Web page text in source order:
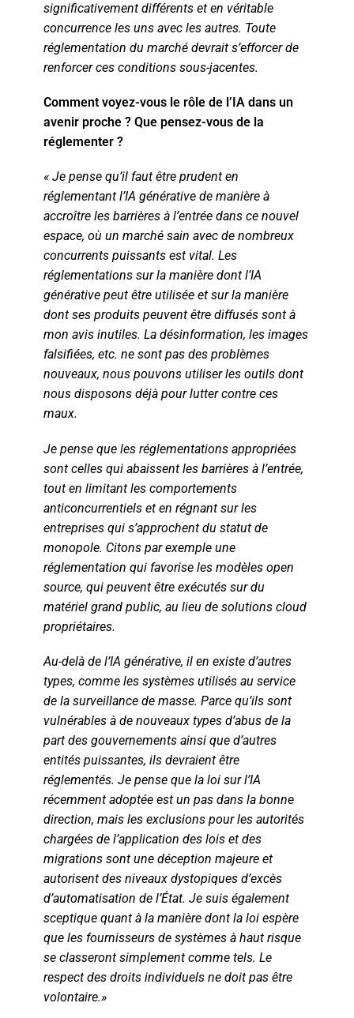
significativement différents et en véritable
concurrence les uns avec les autres. Toute
réglementation du marché devrait s’efforcer de
renforcer ces conditions sous-jacentes.
Comment voyez-vous le rôle de l’IA dans un
avenir proche ? Que pensez-vous de la
réglementer ?
« Je pense qu’il faut être prudent en
réglementant l’IA générative de manière à
accroître les barrières à l’entrée dans ce nouvel
espace, où un marché sain avec de nombreux
concurrents puissants est vital. Les
réglementations sur la manière dont l’IA
générative peut être utilisée et sur la manière
dont ses produits peuvent être diffusés sont à
mon avis inutiles. La désinformation, les images
falsifiées, etc. ne sont pas des problèmes
nouveaux, nous pouvons utiliser les outils dont
nous disposons déjà pour lutter contre ces
maux.
Je pense que les réglementations appropriées
sont celles qui abaissent les barrières à l’entrée,
tout en limitant les comportements
anticoncurrentiels et en régnant sur les
entreprises qui s’approchent du statut de
monopole. Citons par exemple une
réglementation qui favorise les modèles open
source, qui peuvent être exécutés sur du
matériel grand public, au lieu de solutions cloud
propriétaires.
Au-delà de l’IA générative, il en existe d’autres
types, comme les systèmes utilisés au service
de la surveillance de masse. Parce qu’ils sont
vulnérables à de nouveaux types d’abus de la
part des gouvernements ainsi que d’autres
entités puissantes, ils devraient être
réglementés. Je pense que la loi sur l’IA
récemment adoptée est un pas dans la bonne
direction, mais les exclusions pour les autorités
chargées de l’application des lois et des
migrations sont une déception majeure et
autorisent des niveaux dystopiques d’excès
d’automatisation de l’État. Je suis également
sceptique quant à la manière dont la loi espère
que les fournisseurs de systèmes à haut risque
se classeront simplement comme tels. Le
respect des droits individuels ne doit pas être
volontaire.»